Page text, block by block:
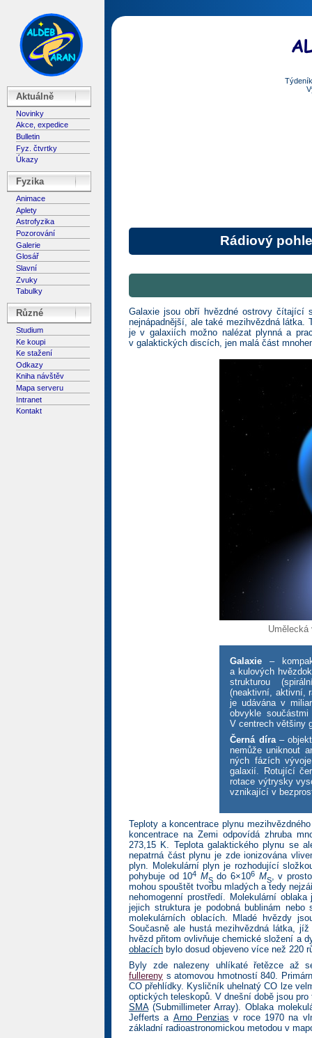
Aktuálně
Novinky
Akce, expedice
Bulletin
Fyz. čtvrtky
Úkazy
Fyzika
Animace
Aplety
Astrofyzika
Pozorování
Galerie
Glosář
Slavní
Zvuky
Tabulky
Různé
Studium
Ke koupi
Ke stažení
Odkazy
Kniha návštěv
Mapa serveru
Intranet
Kontakt
Rádiový
Galaxie jsou obří hvězdné ostrovy čítající
nejnápadnější, ale také mezihvězdná látka.
je v galaxiích možno nalézat plynná a
v galaktických discích, jen malá část
Galaxie –
a kulových
strukturou
(neaktivní, aktivní,
je udávána v
obvykle
V centrech většiny
Černá díra–
nemůže uniknout
ných fázích
galaxií. Rotující
rotace výtrysky
vznikající v
Teploty a koncentrace plynu
koncentrace na Zemi odpovídá zhruba
273,15 K. Teplota galaktického plynu se
nepatrná část plynu je zde ionizována
plyn. Molekulární plyn je rozhodující
pohybuje od 104 MSdo 6×106 MS, v
mohou spouštět tvorbu mladých a tedy
nehomogenní prostředí. Molekulární
jejich struktura je podobná bublinám
molekulárních oblacích. Mladé hvězdy
Současně ale hustá mezihvězdná látka,
hvězd přitom ovlivňuje chemické složení a
oblacích bylo dosud objeveno více než 220
Byly zde nalezeny uhlíkaté řetězce až
fullereny s atomovou hmotností 840.
CO přehlídky. Kysličník uhelnatý CO lze
optických teleskopů. V dnešní době jsou
SMA(Submillimeter Array). Oblaka
Jefferts a Arno Penzias v roce 1970 na
základní radioastronomickou metodou v